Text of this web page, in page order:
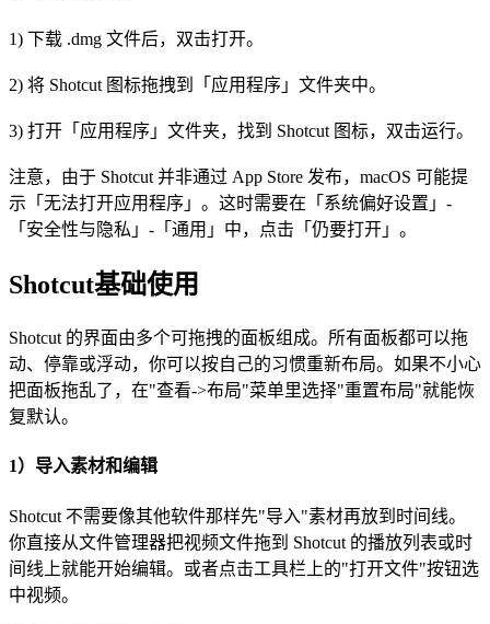
1) 下载 .dmg 文件后，双击打开。
2) 将 Shotcut 图标拖拽到「应用程序」文件夹中。
3) 打开「应用程序」文件夹，找到 Shotcut 图标，双击运行。
注意，由于 Shotcut 并非通过 App Store 发布，macOS 可能提
示「无法打开应用程序」。这时需要在「系统偏好设置」-
「安全性与隐私」-「通用」中，点击「仍要打开」。
Shotcut基础使用
Shotcut 的界面由多个可拖拽的面板组成。所有面板都可以拖
动、停靠或浮动，你可以按自己的习惯重新布局。如果不小心
把面板拖乱了，在"查看->布局"菜单里选择"重置布局"就能恢
复默认。
1）导入素材和编辑
Shotcut 不需要像其他软件那样先"导入"素材再放到时间线。
你直接从文件管理器把视频文件拖到 Shotcut 的播放列表或时
间线上就能开始编辑。或者点击工具栏上的"打开文件"按钮选
中视频。